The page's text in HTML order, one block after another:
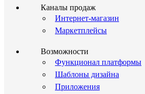
Каналы продаж
Интернет-магазин
Маркетплейсы
Возможности
Функционал платформы
Шаблоны дизайна
Приложения